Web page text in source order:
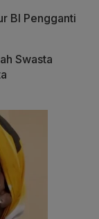
BI Pengganti
Swasta